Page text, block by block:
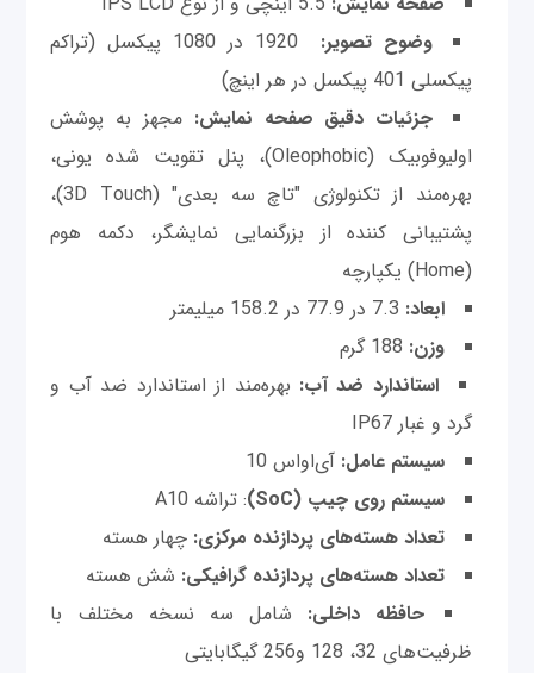
وضوح تصویر:
1920 در 1080 پیکسل (تراکم
پیکسلی 401 پیکسل در هر اینچ)
جزئیات دقیق صفحه نمایش:مجهز به پوشش
اولیوفوبیک (Oleophobic)، پنل تقویت شده یونی،
بهره‌مند از تکنولوژی "تاچ سه بعدی" (3D Touch)،
پشتیبانی کننده از بزرگنمایی نمایشگر، دکمه هوم
(Home) یکپارچه
ابعاد: 7.3 در 77.9 در 158.2 میلیمتر
وزن: 188 گرم
استاندارد ضد آب: بهره‌مند از استاندارد ضد آب و
گرد و غبار IP67
سیستم عامل:آی‌او‌اس 10
سیستم روی چیپ(SoC)
: تراشه A10
تعداد هسته‌های پردازنده مرکزی: چهار هسته‌
تعداد هسته‌های پردازنده گرافیکی: شش هسته
حافظه داخلی: شامل سه نسخه مختلف با
ظرفیت‌های 32، 128 و256 گیگابایتی